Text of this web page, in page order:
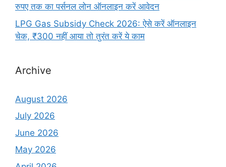
रुपए तक का पर्सनल लोन ऑनलाइन करें आवेदन
LPG Gas Subsidy Check 2026: ऐसे करें ऑनलाइन
चेक, ₹300 नहीं आया तो तुरंत करें ये काम
Archive
August 2026
July 2026
June 2026
May 2026